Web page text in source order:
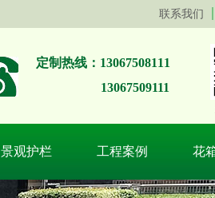
联系我们
定制热线：13067508111
13067509111
景观护栏 工程案例 花